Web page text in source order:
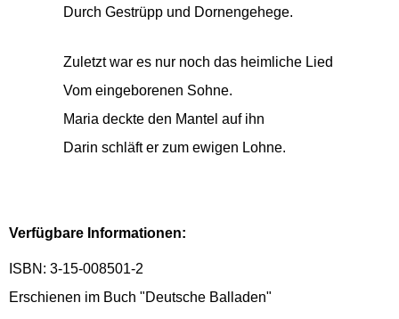
Durch Gestrüpp und Dornengehege.
Zuletzt war es nur noch das heimliche Lied
Vom eingeborenen Sohne.
Maria deckte den Mantel auf ihn
Darin schläft er zum ewigen Lohne.
Verfügbare Informationen:
ISBN: 3-15-008501-2
Erschienen im Buch "Deutsche Balladen"